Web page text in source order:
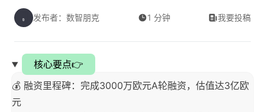
发布者：数智朋克 1 分钟 我要投稿
核心要点👉
💰 融资里程碑：完成3000万欧元A轮融资，估值达3亿欧
元